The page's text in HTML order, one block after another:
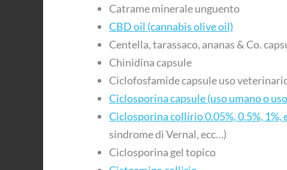
Catrame minerale unguento
CBD oil (cannabis olive oil)
Centella, tarassaco, ananas & Co.
Chinidina capsule
Ciclofosfamide capsule uso
Ciclosporina capsule (uso umano o
Ciclosporina collirio 0.05%, 0.5%, 1%,
sindrome di Vernal, ecc…)
Ciclosporina gel topico